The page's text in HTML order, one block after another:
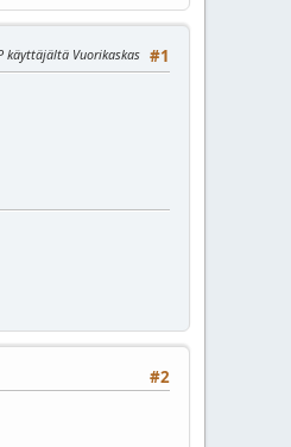
#1
käyttäjältä Vuorikaskas
#2